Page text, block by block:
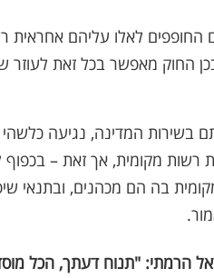
החופפים לאלו עליהם אחראית
החוק מאפשר בכל זאת לעוזר
בשירות המדינה, נגיעה כלשהי
רשות מקומית, אך זאת –
בה הם מכהנים, ובתנאי
.
הרמתי: "תנוח דעתך, הכל